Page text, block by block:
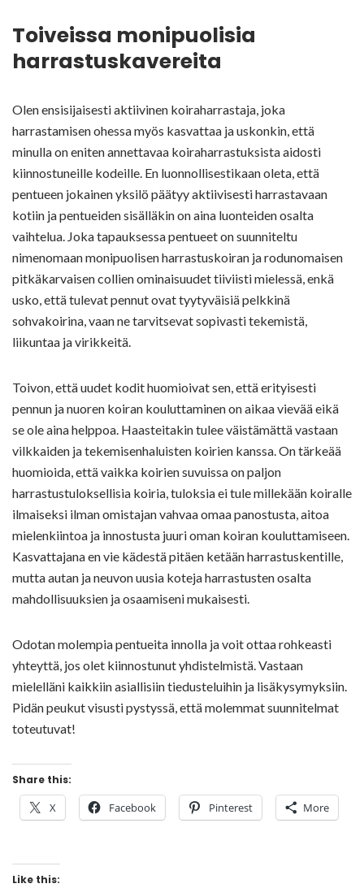
Toiveissa monipuolisia
harrastuskavereita
Olen ensisijaisesti aktiivinen koiraharrastaja, joka
harrastamisen ohessa myös kasvattaa ja uskonkin, että
minulla on eniten annettavaa koiraharrastuksista aidosti
kiinnostuneille kodeille. En luonnollisestikaan oleta, että
pentueen jokainen yksilö päätyy aktiivisesti harrastavaan
kotiin ja pentueiden sisälläkin on aina luonteiden osalta
vaihtelua. Joka tapauksessa pentueet on suunniteltu
nimenomaan monipuolisen harrastuskoiran ja rodunomaisen
pitkäkarvaisen collien ominaisuudet tiiviisti mielessä, enkä
usko, että tulevat pennut ovat tyytyväisiä pelkkinä
sohvakoirina, vaan ne tarvitsevat sopivasti tekemistä,
liikuntaa ja virikkeitä.
Toivon, että uudet kodit huomioivat sen, että erityisesti
pennun ja nuoren koiran kouluttaminen on aikaa vievää eikä
se ole aina helppoa. Haasteitakin tulee väistämättä vastaan
vilkkaiden ja tekemisenhaluisten koirien kanssa. On tärkeää
huomioida, että vaikka koirien suvuissa on paljon
harrastustuloksellisia koiria, tuloksia ei tule millekään koiralle
ilmaiseksi ilman omistajan vahvaa omaa panostusta, aitoa
mielenkiintoa ja innostusta juuri oman koiran kouluttamiseen.
Kasvattajana en vie kädestä pitäen ketään harrastuskentille,
mutta autan ja neuvon uusia koteja harrastusten osalta
mahdollisuuksien ja osaamiseni mukaisesti.
Odotan molempia pentueita innolla ja voit ottaa rohkeasti
yhteyttä, jos olet kiinnostunut yhdistelmistä. Vastaan
mielelläni kaikkiin asiallisiin tiedusteluihin ja lisäkysymyksiin.
Pidän peukut visusti pystyssä, että molemmat suunnitelmat
toteutuvat!
Share this:
X Facebook Pinterest More
Like this: